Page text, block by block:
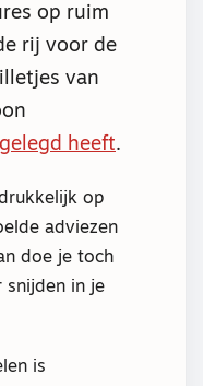
op ruim
rij voor de
van
heeft.
op
adviezen
doe je toch
snijden in je
is